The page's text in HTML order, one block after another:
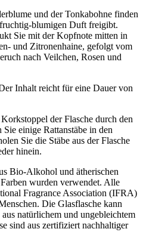
und der Tonkabohne finden
blumigen Duft freigibt.
Sie mit der Kopfnote mitten in
und Zitronenhaine, gefolgt vom
nach Veilchen, Rosen und
Inhalt reicht für eine Dauer von
der Flasche durch den
einige Rattanstäbe in den
Sie die Stäbe aus der Flasche
hinein.
Bio-Alkohol und ätherischen
wurden verwendet. Alle
Fragrance Association (IFRA)
Die Glasflasche kann
natürlichem und ungebleichtem
sind aus zertifiziert nachhaltiger